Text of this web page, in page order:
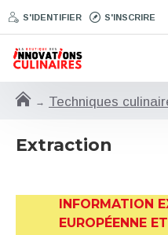
S'IDENTIFIER S'INSCRIRE
Techniques
Extraction
INFORMATION
EUROPÉENNE